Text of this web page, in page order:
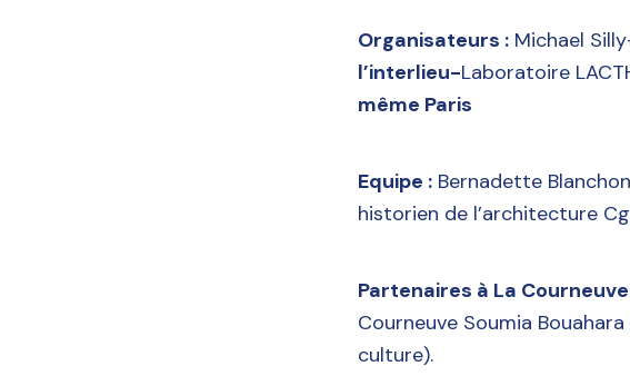
Organisateurs : Michael
l’interlieu-Laboratoire
même Paris
Equipe : Bernadette
historien de l’architecture
Partenaires à La
Courneuve Soumia
culture).